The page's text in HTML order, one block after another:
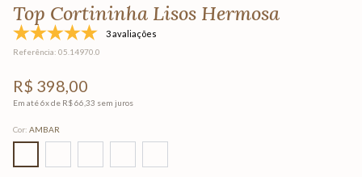
Top Cortininha Lisos Hermosa
3 avaliações
Referência: 05.14970.0
R$ 398,00
Em até6x de R$66 33 sem juros
Cor: AMBAR